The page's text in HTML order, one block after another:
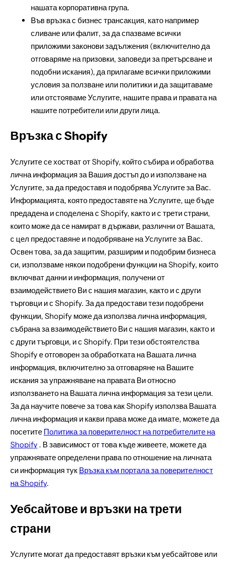
нашата корпоративна група.
Във връзка с бизнес трансакция, като например
сливане или фалит, за да спазваме всички
приложими законови задължения (включително да
отговаряме на призовки, заповеди за претърсване и
подобни искания), да прилагаме всички приложими
условия за ползване или политики и да защитаваме
или отстояваме Услугите, нашите права и правата на
нашите потребители или други лица.
Връзка с Shopify
Услугите се хостват от Shopify, който събира и обработва
лична информация за Вашия достъп до и използване на
Услугите, за да предоставя и подобрява Услугите за Вас.
Информацията, която предоставяте на Услугите, ще бъде
предадена и споделена с Shopify, както и с трети страни,
които може да се намират в държави, различни от Вашата,
с цел предоставяне и подобряване на Услугите за Вас.
Освен това, за да защитим, разширим и подобрим бизнеса
си, използваме някои подобрени функции на Shopify, които
включват данни и информация, получени от
взаимодействието Ви с нашия магазин, както и с други
търговци и с Shopify. За да предостави тези подобрени
функции, Shopify може да използва лична информация,
събрана за взаимодействието Ви с нашия магазин, както и
с други търговци, и с Shopify. При тези обстоятелства
Shopify е отговорен за обработката на Вашата лична
информация, включително за отговаряне на Вашите
искания за упражняване на правата Ви относно
използването на Вашата лична информация за тези цели.
За да научите повече за това как Shopify използва Вашата
лична информация и какви права може да имате, можете да
посетите Политика за поверителност на потребителите на
Shopify . В зависимост от това къде живеете, можете да
упражнявате определени права по отношение на личната
си информация тук Връзка към портала за поверителност
на Shopify.
Уебсайтове и връзки на трети
страни
Услугите могат да предоставят връзки към уебсайтове или